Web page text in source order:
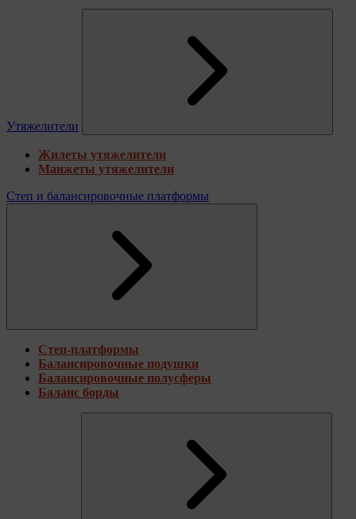
Утяжелители
Жилеты утяжелители
Манжеты утяжелители
Степ и балансировочные платформы
Степ-платформы
Балансировочные подушки
Балансировочные полусферы
Баланс борды